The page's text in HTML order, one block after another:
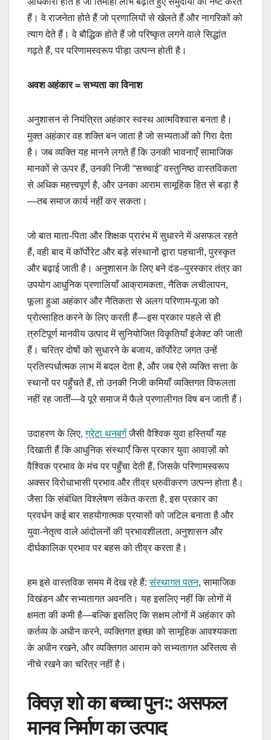
हैं। वे राजनेता होते हैं जो प्रणालियों से खेलते हैं और नागरिकों को
त्याग देते हैं। वे बौद्धिक होते हैं जो परिष्कृत लगने वाले सिद्धांत
गढ़ते हैं, पर परिणामस्वरूप पीड़ा उत्पन्न होती है।
अवश अहंकार = सभ्यता का विनाश
अनुशासन से नियंत्रित अहंकार स्वस्थ आत्मविश्वास बनता है।
मुक्त अहंकार वह शक्ति बन जाता है जो सभ्यताओं को गिरा देता
है। जब व्यक्ति यह मानने लगते हैं कि उनकी भावनाएँ सामाजिक
मानकों से ऊपर हैं, उनकी निजी “सच्चाई” वस्तुनिष्ठ वास्तविकता
से अधिक महत्त्वपूर्ण है, और उनका आराम सामूहिक हित से बड़ा है
—तब समाज कार्य नहीं कर सकता।
जो बात माता-पिता और शिक्षक प्रारंभ में सुधारने में असफल रहते
हैं, वही बाद में कॉर्पोरेट और बड़े संस्थानों द्वारा पहचानी, पुरस्कृत
और बढ़ाई जाती है। अनुशासन के लिए बने दंड–पुरस्कार तंत्र का
उपयोग आधुनिक प्रणालियाँ आक्रामकता, नैतिक लचीलापन,
फूला हुआ अहंकार और नैतिकता से अलग परिणाम-पूजा को
प्रोत्साहित करने के लिए करती हैं—इस प्रकार पहले से ही
त्रुटिपूर्ण मानवीय उत्पाद में सुनियोजित विकृतियाँ इंजेक्ट की जाती
हैं। चरित्र दोषों को सुधारने के बजाय, कॉर्पोरेट जगत उन्हें
प्रतिस्पर्धात्मक लाभ में बदल देता है, और जब ऐसे व्यक्ति सत्ता के
स्थानों पर पहुँचते हैं, तो उनकी निजी कमियाँ व्यक्तिगत विफलता
नहीं रह जातीं—वे पूरे समाज में फैले प्रणालीगत विष बन जाती हैं।
उदाहरण के लिए,ग्रेटा थनबर्गजैसी वैश्विक युवा हस्तियाँ यह
दिखाती हैं कि आधुनिक संस्थाएँ किस प्रकार युवा आवाज़ों को
वैश्विक प्रभाव के मंच पर पहुँचा देती हैं, जिसके परिणामस्वरूप
अक्सर विरोधाभासी प्रभाव और तीव्र ध्रुवीकरण उत्पन्न होता है।
जैसा कि संबंधित विश्लेषण संकेत करता है, इस प्रकार का
प्रवर्धन कई बार सहयोगात्मक प्रयासों को जटिल बनाता है और
युवा-नेतृत्व वाले आंदोलनों की प्रभावशीलता, अनुशासन और
दीर्घकालिक प्रभाव पर बहस को तीव्र करता है।
हम इसे वास्तविक समय में देख रहे हैं:संस्थागत पतन, सामाजिक
विखंडन और सभ्यतागत अवनति। यह इसलिए नहीं कि लोगों में
क्षमता की कमी है—बल्कि इसलिए कि सक्षम लोगों में अहंकार को
कर्तव्य के अधीन करने, व्यक्तिगत इच्छा को सामूहिक आवश्यकता
के अधीन रखने, और व्यक्तिगत आराम को सभ्यतागत अस्तित्व से
नीचे रखने का चरित्र नहीं है।
क्विज़ शो का बच्चा पुनः: असफल
मानव निर्माण का उत्पाद